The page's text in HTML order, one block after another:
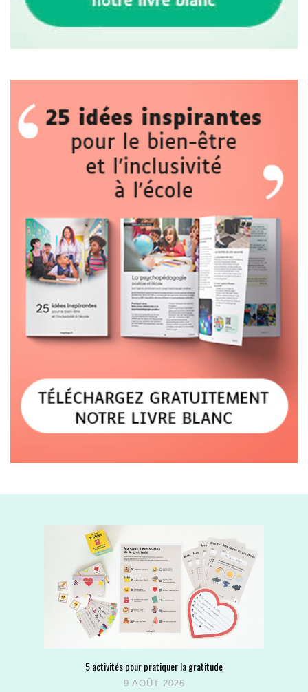
5 activités pour pratiquer la gratitude
9 AOÛT 2026